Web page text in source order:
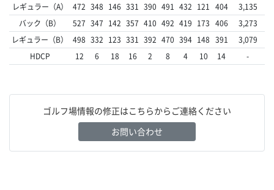
レギュラー（A）
472 348 146 331 390 491 432 121 404
3,135
バック（B）
527 347 142 357 410 492 419 173 406
3,273
レギュラー（B）
498 332 123 331 392 470 394 148 391
3,079
HDCP
12 6 18 16 2 8 4 10 14 -
ゴルフ場情報の修正はこちらからご連絡ください
お問い合わせ